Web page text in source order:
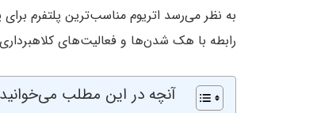
به نظر می‌رسد اتریوم مناسب‌ترین پلتفرم
رابطه با هک شدن‌ها و فعالیت‌های
آنچه در این مطلب می‌خوانید